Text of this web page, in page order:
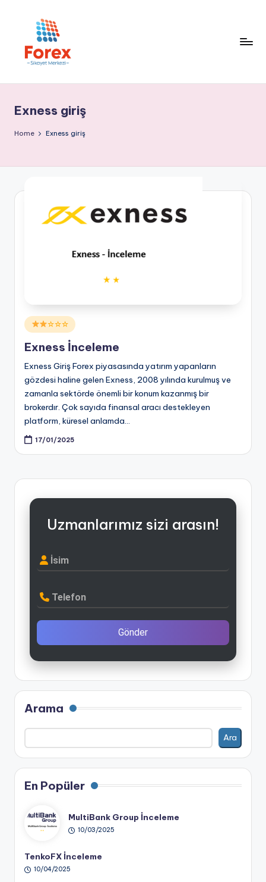
Exness giriş
Home Exness giriş
Posted
in
☆☆☆
Exness İnceleme
Exness Giriş Forex piyasasında yatırım yapanların
gözdesi haline gelen Exness, 2008 yılında kurulmuş ve
zamanla sektörde önemli bir konum kazanmış bir
brokerdır. Çok sayıda finansal aracı destekleyen
platform, küresel anlamda…
17/01/2025
Uzmanlarımız sizi arasın!
İsim
Telefon
Gönder
Arama
Ara
En Popüler
MultiBank Group İnceleme
10/03/2025
TenkoFX İnceleme
10/04/2025